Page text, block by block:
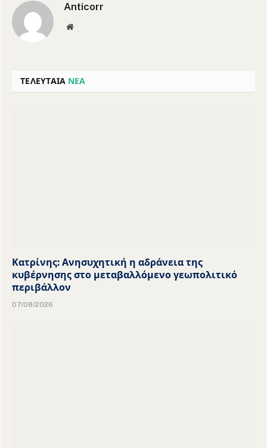
Anticorr
Website
ΤΕΛΕΥΤΑΙΑ ΝΕΑ
Κατρίνης: Ανησυχητική η αδράνεια της
κυβέρνησης στο μεταβαλλόμενο γεωπολιτικό
περιβάλλον
07/08/2026